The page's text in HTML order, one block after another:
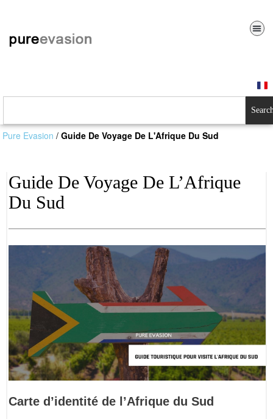
Pure Evasion /Guide De Voyage De L'Afrique Du Sud
Guide De Voyage De L’Afrique
Du Sud
Carte d’identité de l’Afrique du Sud